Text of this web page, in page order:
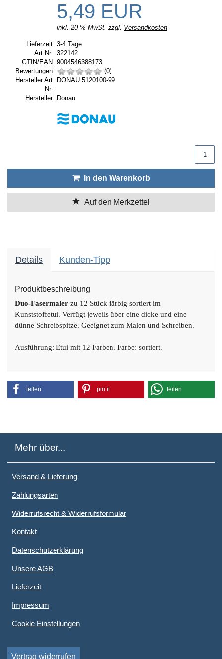
5,49 EUR
inkl. 20 % MwSt. zzgl. Versandkosten
Lieferzeit: Lieferzeit:
3-4 Tage
Art.Nr.: 322142
GTIN/EAN: 9004546388173
Bewertungen:
(0)
Hersteller Art.
Nr.:
DONAU 5120100-99
Hersteller: Hersteller:
Donau
In den Warenkorb
Auf den Merkzettel
Details Kunden-Tipp
Produktbeschreibung
Duo-Fasermaler zu 12 Stück färbig sortiert im
Kunststoffetui. Verfügt jeweils über eine dicke und eine
dünne Schreibspitze. Geeignet zum Malen und Schreiben.
Ausführung: Etui mit 12 Farben. Farbe: sortiert.
teilen pin it teilen
Mehr über...
Versand & Lieferung
Zahlungsarten
Widerrufsrecht & Widerrufsformular
Kontakt
Datenschutzerklärung
Unsere AGB
Lieferzeit
Impressum
Cookie Einstellungen
Vertrag widerrufen